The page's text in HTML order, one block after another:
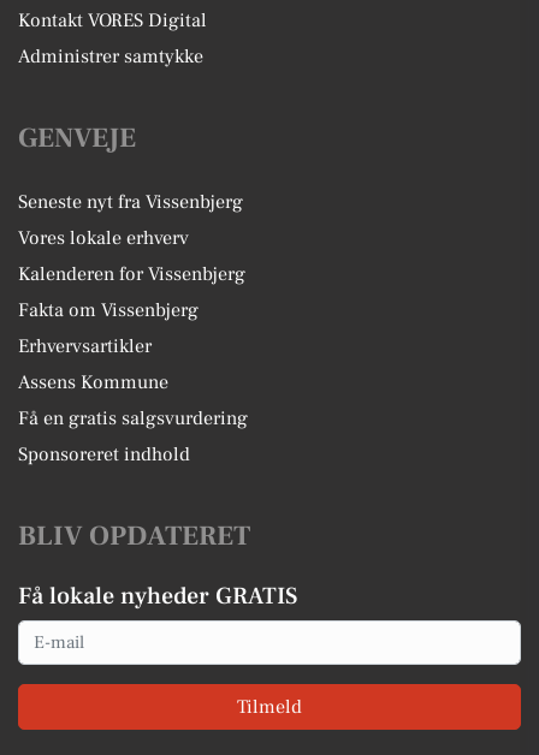
Kontakt VORES Digital
Administrer samtykke
GENVEJE
Seneste nyt fra Vissenbjerg
Vores lokale erhverv
Kalenderen for Vissenbjerg
Fakta om Vissenbjerg
Erhvervsartikler
Assens Kommune
Få en gratis salgsvurdering
Sponsoreret indhold
BLIV OPDATERET
Få lokale nyheder GRATIS
Email
Tilmeld